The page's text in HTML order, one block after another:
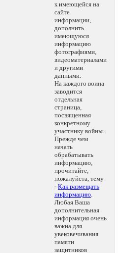
к имеющейся на
сайте
информации,
дополнить
имеющуюся
информацию
фотографиями,
видеоматериалами
и другими
данными.
На каждого воина
заводится
отдельная
страница,
посвященная
конкретному
участнику войны.
Прежде чем
начать
обрабатывать
информацию,
прочитайте,
пожалуйста, тему
- Как размещать
информацию.
Любая Ваша
дополнительная
информация очень
важна для
увековечивания
памяти
защитников